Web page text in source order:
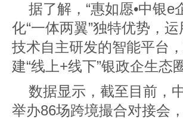
据了解，“惠如愿•中银
化“一体两翼”独特优势，
技术自主研发的智能平台
建“线上+线下”银政企生态
数据显示，截至目前，
举办86场跨境撮合对接会